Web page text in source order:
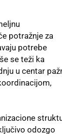
potražnje za
potrebe
se teži ka
u centar
odozgo